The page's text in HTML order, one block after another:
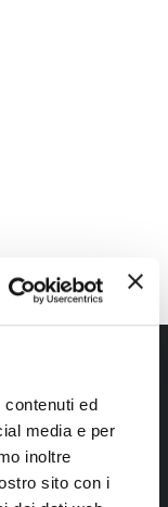
ed
media e per
inoltre
sito con i
acquisto online!